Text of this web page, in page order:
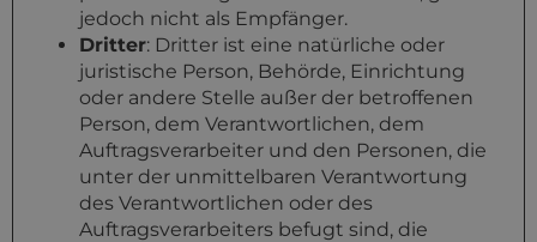
jedoch nicht als Empfänger.
Dritter: Dritter ist eine natürliche oder
juristische Person, Behörde, Einrichtung
oder andere Stelle außer der betroffenen
Person, dem Verantwortlichen, dem
Auftragsverarbeiter und den Personen, die
unter der unmittelbaren Verantwortung
des Verantwortlichen oder des
Auftragsverarbeiters befugt sind, die